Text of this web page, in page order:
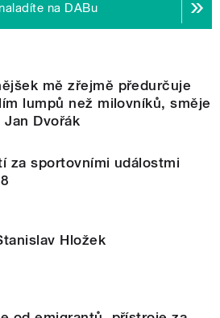
na DABu
mě zřejmě předurčuje
lumpů než milovníků, směje
Dvořák
za sportovními událostmi
Hložek